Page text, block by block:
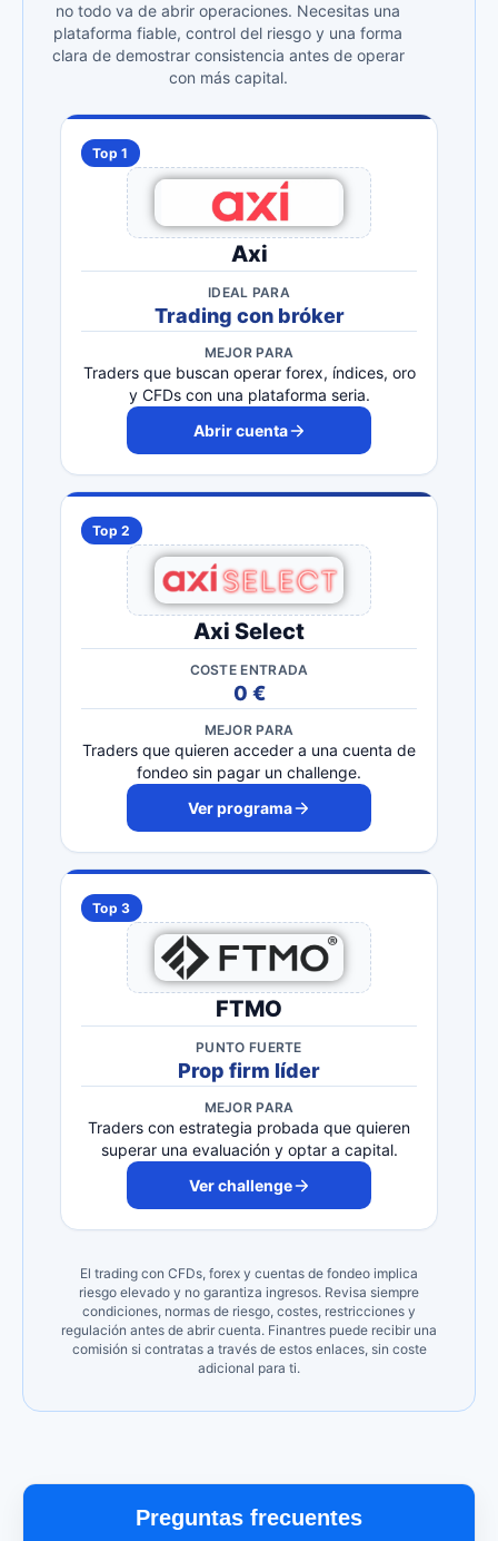
no todo va de abrir operaciones. Necesitas una
plataforma fiable, control del riesgo y una forma
clara de demostrar consistencia antes de operar
con más capital.
Top 1
Axi
IDEAL PARA
Trading con bróker
MEJOR PARA
Traders que buscan operar forex, índices, oro
y CFDs con una plataforma seria.
Abrir cuenta
Top 2
Axi Select
COSTE ENTRADA
0 €
MEJOR PARA
Traders que quieren acceder a una cuenta de
fondeo sin pagar un challenge.
Ver programa
Top 3
FTMO
PUNTO FUERTE
Prop firm líder
MEJOR PARA
Traders con estrategia probada que quieren
superar una evaluación y optar a capital.
Ver challenge
El trading con CFDs, forex y cuentas de fondeo implica
riesgo elevado y no garantiza ingresos. Revisa siempre
condiciones, normas de riesgo, costes, restricciones y
regulación antes de abrir cuenta. Finantres puede recibir una
comisión si contratas a través de estos enlaces, sin coste
adicional para ti.
Preguntas frecuentes